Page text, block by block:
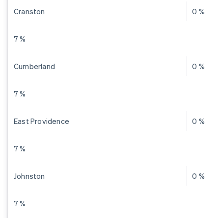
Cranston 0 %
7 %
Cumberland 0 %
7 %
East Providence 0 %
7 %
Johnston 0 %
7 %